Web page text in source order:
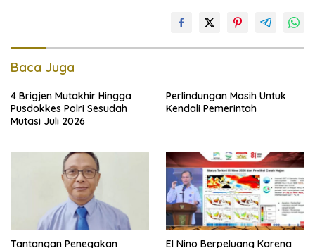
Baca Juga
4 Brigjen Mutakhir Hingga
Pusdokkes Polri Sesudah
Mutasi Juli 2026
Perlindungan Masih Untuk
Kendali Pemerintah
Tantangan Penegakan El Nino Berpeluang Karena